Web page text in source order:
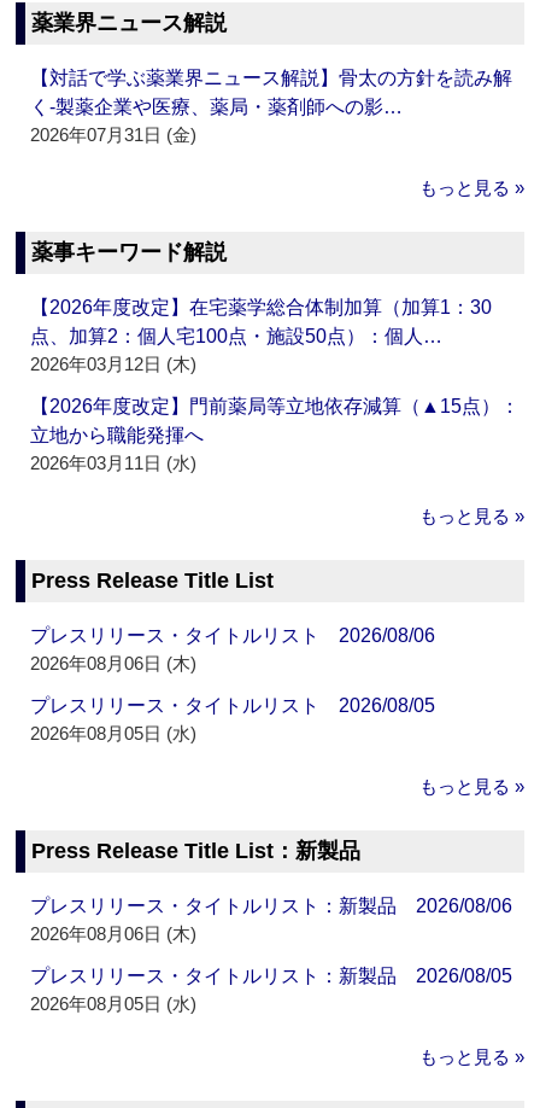
薬業界ニュース解説
【対話で学ぶ薬業界ニュース解説】骨太の方針を読み解
く‐製薬企業や医療、薬局・薬剤師への影…
2026年07月31日 (金)
もっと見る »
薬事キーワード解説
【2026年度改定】在宅薬学総合体制加算（加算1：30
点、加算2：個人宅100点・施設50点）：個人…
2026年03月12日 (木)
【2026年度改定】門前薬局等立地依存減算（▲15点）：
立地から職能発揮へ
2026年03月11日 (水)
もっと見る »
Press Release Title List
プレスリリース・タイトルリスト 2026/08/06
2026年08月06日 (木)
プレスリリース・タイトルリスト 2026/08/05
2026年08月05日 (水)
もっと見る »
Press Release Title List：新製品
プレスリリース・タイトルリスト：新製品 2026/08/06
2026年08月06日 (木)
プレスリリース・タイトルリスト：新製品 2026/08/05
2026年08月05日 (水)
もっと見る »